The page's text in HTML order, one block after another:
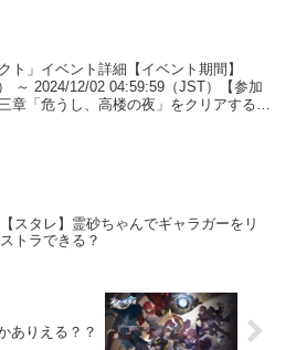
ト」イベント詳細【イベント期間】
～ 2024/12/02 04:59:59（JST）【参加
章「危うし、高楼の夜」をクリアすると
【スタレ】霊砂ちゃんでギャラガーをリ
ストラできる？
ありえる？？